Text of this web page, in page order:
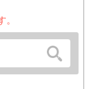
。